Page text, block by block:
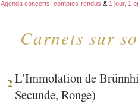
Carnets sur
Agenda concerts comptes-rendus & 1 jour, 1
L'Immolation de
Secunde, Ronge)